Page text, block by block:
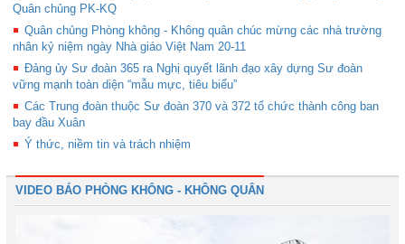
Quân chủng PK-KQ
Quân chủng Phòng không - Không quân chúc mừng các nhà trường
nhân kỷ niệm ngày Nhà giáo Việt Nam 20-11
Đảng ủy Sư đoàn 365 ra Nghị quyết lãnh đạo xây dựng Sư đoàn
vững mạnh toàn diện “mẫu mực, tiêu biểu”
Các Trung đoàn thuộc Sư đoàn 370 và 372 tổ chức thành công ban
bay đầu Xuân
Ý thức, niềm tin và trách nhiệm
VIDEO BÁO PHÒNG KHÔNG - KHÔNG QUÂN